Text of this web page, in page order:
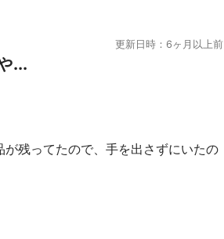
更新日時：6ヶ月以上前
...
残ってたので、手を出さずにいたの